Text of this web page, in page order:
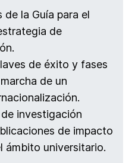
de la Guía para el
de
de éxito y fases
de un
investigación
de impacto
ámbito universitario.